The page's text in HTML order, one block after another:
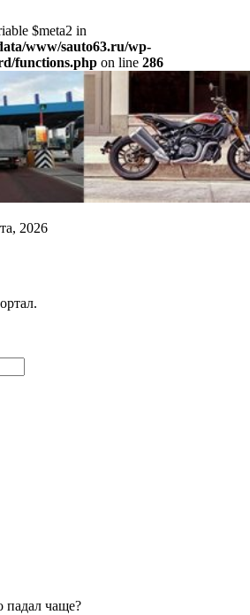
$meta2 in
www/sauto63.ru/wp-
functions.php on line 286
2026
падал чаще?